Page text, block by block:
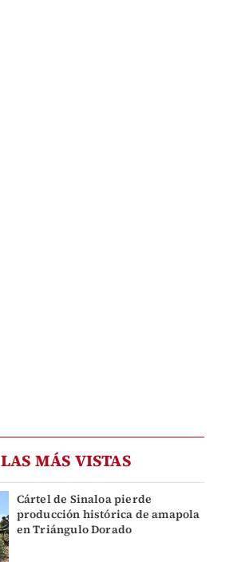
LAS MÁS VISTAS
Cártel de Sinaloa pierde
producción histórica de amapola
en Triángulo Dorado